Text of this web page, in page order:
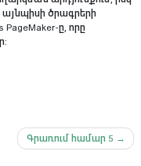
ծրագրերի
ը, որը
Գրառում համար 5